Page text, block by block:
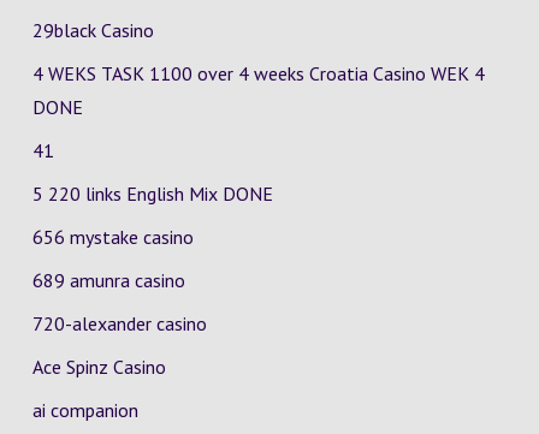
29black Casino
4 WEKS TASK 1100 over 4 weeks Croatia Casino WEK 4
DONE
41
5 220 links English Mix DONE
656 mystake casino
689 amunra casino
720-alexander casino
Ace Spinz Casino
ai companion